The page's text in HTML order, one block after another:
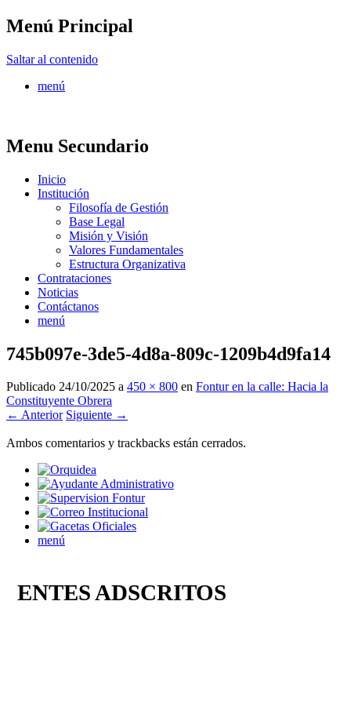
Menú Principal
Saltar al contenido
menú
Menu Secundario
Inicio
Institución
Filosofía de Gestión
Base Legal
Misión y Visión
Valores Fundamentales
Estructura Organizativa
Contrataciones
Noticias
Contáctanos
menú
745b097e-3de5-4d8a-809c-1209b4d9fa14
Publicado 24/10/2025 a 450 × 800 en Fontur en la calle: Hacia la
Constituyente Obrera
← Anterior Siguiente →
Ambos comentarios y trackbacks están cerrados.
menú
ENTES ADSCRITOS